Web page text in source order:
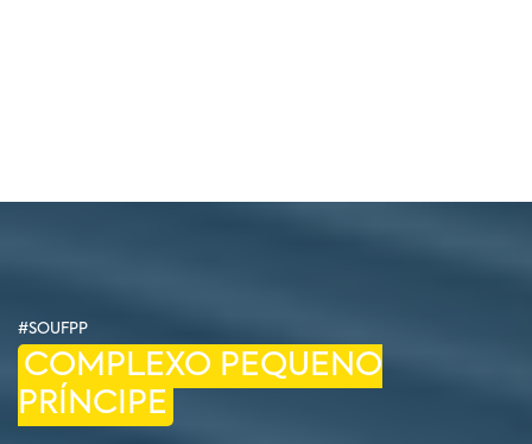
#SOUFPP
COMPLEXO PEQUENO
PRÍNCIPE